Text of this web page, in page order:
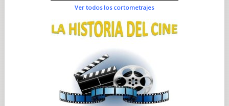
Ver todos los cortometrajes